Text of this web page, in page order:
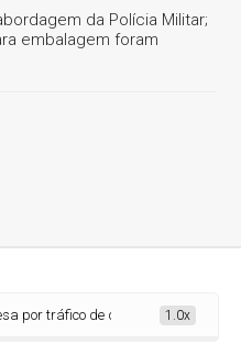
da Polícia Militar;
embalagem foram
de drogas no bairro Vila São
1.0x